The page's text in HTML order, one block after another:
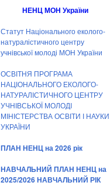
НЕНЦ МОН України
Статут Національного еколого-
натуралістичного центру
учнівської молоді МОН України
ОСВІТНЯ ПРОГРАМА
НАЦІОНАЛЬНОГО ЕКОЛОГО-
НАТУРАЛІСТИЧНОГО ЦЕНТРУ
УЧНІВСЬКОЇ МОЛОДІ
МІНІСТЕРСТВА ОСВІТИ І НАУКИ
УКРАЇНИ
ПЛАН НЕНЦ на 2026 рік
НАВЧАЛЬНИЙ ПЛАН НЕНЦ на
2025/2026 НАВЧАЛЬНИЙ РІК